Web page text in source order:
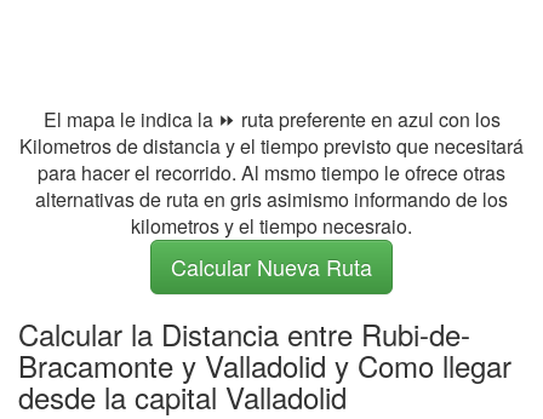
El mapa le indica la ⏩ ruta preferente en azul con los
Kilometros de distancia y el tiempo previsto que necesitará
para hacer el recorrido. Al msmo tiempo le ofrece otras
alternativas de ruta en gris asimismo informando de los
kilometros y el tiempo necesraio.
Calcular Nueva Ruta
Calcular la Distancia entre Rubi-de-
Bracamonte y Valladolid y Como llegar
desde la capital Valladolid